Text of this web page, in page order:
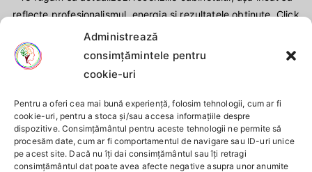
Administrează
consimțămintele pentru
cookie-uri
Pentru a oferi cea mai bună experiență, folosim tehnologii, cum ar fi
cookie-uri, pentru a stoca și/sau accesa informațiile despre
dispozitive. Consimțământul pentru aceste tehnologii ne permite să
procesăm date, cum ar fi comportamentul de navigare sau ID-uri unice
pe acest site. Dacă nu îți dai consimțământul sau îți retragi
consimțământul dat poate avea afecte negative asupra unor anumite
reflecte profesionalismul, energia și rezultatele obținute. Click
aici